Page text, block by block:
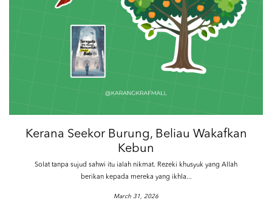
Kerana Seekor Burung, Beliau Wakafkan
Kebun
Solat tanpa sujud sahwi itu ialah nikmat. Rezeki khusyuk yang Allah
berikan kepada mereka yang ikhla...
March 31, 2026